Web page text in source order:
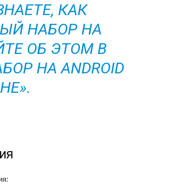
КАК
НАБОР НА
ОБ ЭТОМ В
НА ANDROID